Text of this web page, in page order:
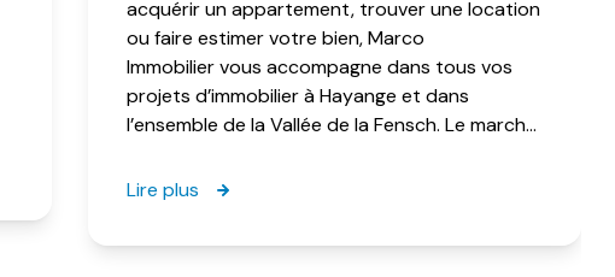
acquérir un appartement, trouver une location
ou faire estimer votre bien, Marco
Immobilier vous accompagne dans tous vos
projets d’immobilier à Hayange et dans
l’ensemble de la Vallée de la Fensch. Le march...
Lire plus